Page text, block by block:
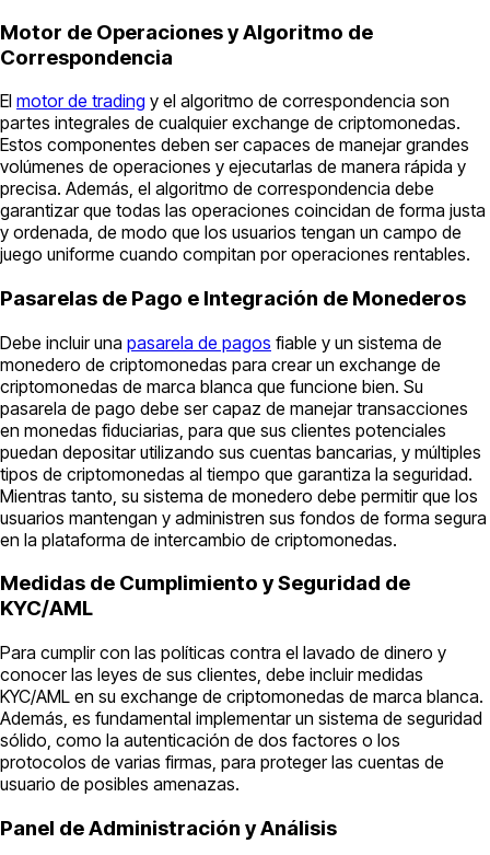
Motor de Operaciones y Algoritmo de
Correspondencia
El motor de trading y el algoritmo de correspondencia son
partes integrales de cualquier exchange de criptomonedas.
Estos componentes deben ser capaces de manejar grandes
volúmenes de operaciones y ejecutarlas de manera rápida y
precisa. Además, el algoritmo de correspondencia debe
garantizar que todas las operaciones coincidan de forma justa
y ordenada, de modo que los usuarios tengan un campo de
juego uniforme cuando compitan por operaciones rentables.
Pasarelas de Pago e Integración de Monederos
Debe incluir una pasarela de pagos fiable y un sistema de
monedero de criptomonedas para crear un exchange de
criptomonedas de marca blanca que funcione bien. Su
pasarela de pago debe ser capaz de manejar transacciones
en monedas fiduciarias, para que sus clientes potenciales
puedan depositar utilizando sus cuentas bancarias, y múltiples
tipos de criptomonedas al tiempo que garantiza la seguridad.
Mientras tanto, su sistema de monedero debe permitir que los
usuarios mantengan y administren sus fondos de forma segura
en la plataforma de intercambio de criptomonedas.
Medidas de Cumplimiento y Seguridad de
KYC/AML
Para cumplir con las políticas contra el lavado de dinero y
conocer las leyes de sus clientes, debe incluir medidas
KYC/AML en su exchange de criptomonedas de marca blanca.
Además, es fundamental implementar un sistema de seguridad
sólido, como la autenticación de dos factores o los
protocolos de varias firmas, para proteger las cuentas de
usuario de posibles amenazas.
Panel de Administración y Análisis